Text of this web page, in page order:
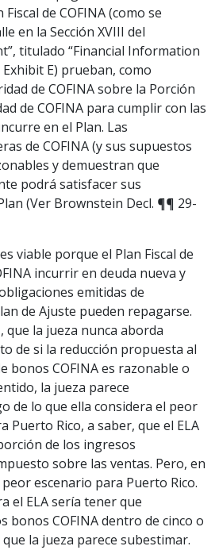
de COFINA (como se
en la Sección XVIII del
titulado “Financial Information
E) prueban, como
de COFINA sobre la Porción
de COFINA para cumplir con las
en el Plan. Las
de COFINA (y sus supuestos
y demuestran que
podrá satisfacer sus
(Ver Brownstein Decl. ¶¶ 29-
viable porque el Plan Fiscal de
incurrir en deuda nueva y
emitidas de
de Ajuste pueden repagarse.
que la jueza nunca aborda
de si la reducción propuesta al
bonos COFINA es razonable o
la jueza parece
de lo que ella considera el peor
Puerto Rico, a saber, que el ELA
de los ingresos
sobre las ventas. Pero, en
escenario para Puerto Rico.
el ELA sería tener que
bonos COFINA dentro de cinco o
la jueza parece subestimar.